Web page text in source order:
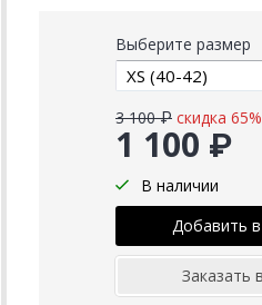
Выберите размер
1 100 ₽
3 100 ₽ скидка 65%
В наличии